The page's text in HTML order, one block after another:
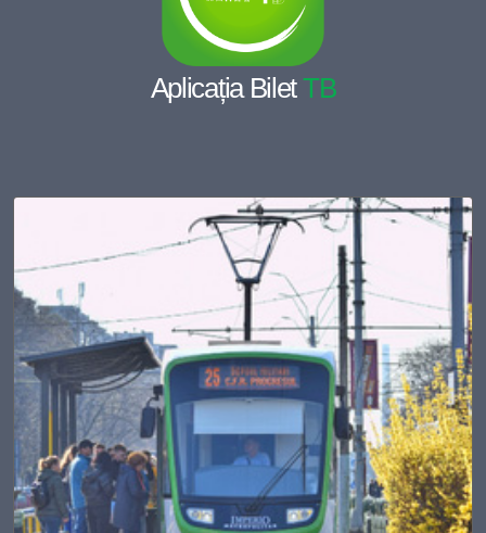
Aplicația BiletTB